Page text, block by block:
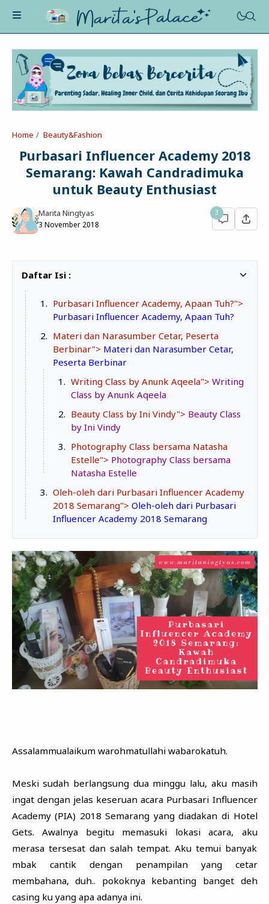
About Me
Contact
Asah-Asih-Asuh
Life Motivation
Book Review
Celotehku
Poe-Fict
Beauty&Fashion
Health
Jalan&Jajan
Soal Uang
Sudut Rumah
Blog&Write
Parenting
Zona Curcol
Ngobrolin Film
Home Beauty&Fashion
Purbasari Influencer Academy 2018
Semarang: Kawah Candradimuka
untuk Beauty Enthusiast
Marita Ningtyas
3 November 2018
3
Purbasari Influencer Academy, Apaan Tuh?">
Purbasari Influencer Academy, Apaan Tuh?
Materi dan Narasumber Cetar, Peserta
Berbinar"> Materi dan Narasumber Cetar,
Peserta Berbinar
Writing Class by Anunk Aqeela"> Writing
Class by Anunk Aqeela
Beauty Class by Ini Vindy"> Beauty Class
by Ini Vindy
Photography Class bersama Natasha
Estelle"> Photography Class bersama
Natasha Estelle
Oleh-oleh dari Purbasari Influencer Academy
2018 Semarang"> Oleh-oleh dari Purbasari
Influencer Academy 2018 Semarang
Assalammualaikum warohmatullahi wabarokatuh.
Meski sudah berlangsung dua minggu lalu, aku masih
ingat dengan jelas keseruan acara Purbasari Influencer
Academy (PIA) 2018 Semarang yang diadakan di Hotel
Gets. Awalnya begitu memasuki lokasi acara, aku
merasa tersesat dan salah tempat. Aku temui banyak
mbak cantik dengan penampilan yang cetar
membahana, duh.. pokoknya kebanting banget deh
casing ku yang apa adanya ini.